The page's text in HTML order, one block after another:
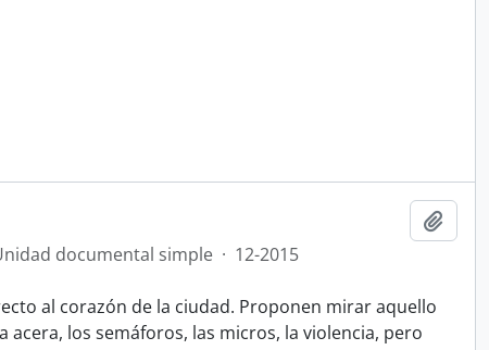
documental simple · 12-2015
al corazón de la ciudad. Proponen mirar aquello
acera, los semáforos, las micros, la violencia, pero